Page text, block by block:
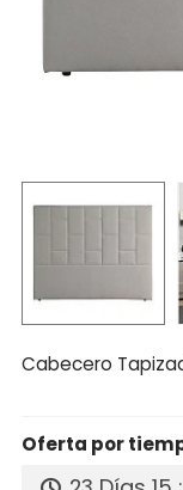
Cabecero
Oferta por